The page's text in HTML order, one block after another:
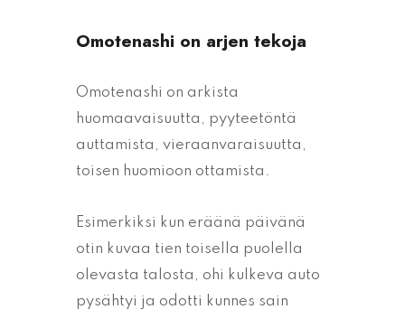
Omotenashi on arjen tekoja
Omotenashi on arkista
huomaavaisuutta, pyyteetöntä
auttamista, vieraanvaraisuutta,
toisen huomioon ottamista.
Esimerkiksi kun eräänä päivänä
otin kuvaa tien toisella puolella
olevasta talosta, ohi kulkeva auto
pysähtyi ja odotti kunnes sain